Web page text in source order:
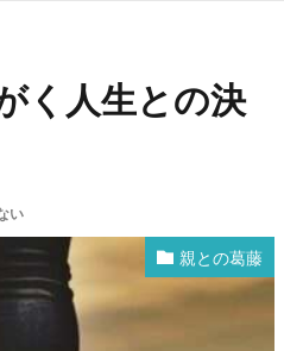
く人生との決
い
親との葛藤